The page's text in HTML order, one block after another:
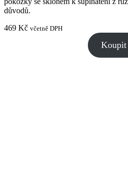
důvodů.
469 Kč včetně DPH
Koupit